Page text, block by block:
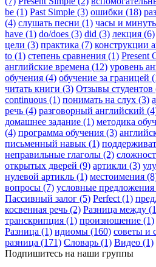
be (1) Past Simple (3) ошибки (18)
(4) слушать песни (1) часы и
have (1) do/does (3) did (3) лекция (6)
цели (3) практика (7) конструкции
to (1) степень сравнения (1) Present
английские времена (12) уровень
обучения (4) обучение за границей
читать книги (3) Отзывы студентов
continuous (1) понимать на слух (3)
речь (4) разговорный английский
домашнее задание (1) методика
(4) программа обучения (3)
письменный навык (1)
неправильные глаголы (2)
открытых дверей (9) артикли (3)
нулевой артикль (1) местоимения
вопросы (7) условные предложения
Пассивный залог (5) Perfect (1)
косвенная речь (2) Разница между
транскрипция (1) произношение (1)
Разница (1) идиомы (160) советы и
разница (171) Словарь (1) Видео (1)
Подпишитесь на наши группы